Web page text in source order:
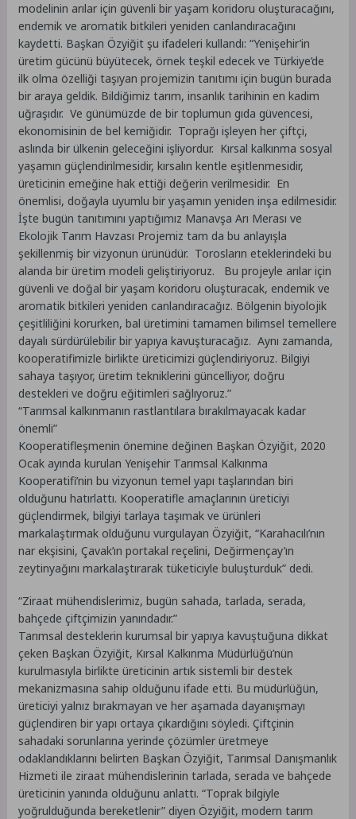
modelinin arılar için güvenli bir yaşam koridoru oluşturacağını,
endemik ve aromatik bitkileri yeniden canlandıracağını
kaydetti. Başkan Özyiğit şu ifadeleri kullandı: “Yenişehir’in
üretim gücünü büyütecek, örnek teşkil edecek ve Türkiye’de
ilk olma özelliği taşıyan projemizin tanıtımı için bugün burada
bir araya geldik. Bildiğimiz tarım, insanlık tarihinin en kadim
uğraşıdır. Ve günümüzde de bir toplumun gıda güvencesi,
ekonomisinin de bel kemiğidir. Toprağı işleyen her çiftçi,
aslında bir ülkenin geleceğini işliyordur. Kırsal kalkınma sosyal
yaşamın güçlendirilmesidir, kırsalın kentle eşitlenmesidir,
üreticinin emeğine hak ettiği değerin verilmesidir. En
önemlisi, doğayla uyumlu bir yaşamın yeniden inşa edilmesidir.
İşte bugün tanıtımını yaptığımız Manavşa Arı Merası ve
Ekolojik Tarım Havzası Projemiz tam da bu anlayışla
şekillenmiş bir vizyonun ürünüdür. Torosların eteklerindeki bu
alanda bir üretim modeli geliştiriyoruz. Bu projeyle arılar için
güvenli ve doğal bir yaşam koridoru oluşturacak, endemik ve
aromatik bitkileri yeniden canlandıracağız. Bölgenin biyolojik
çeşitliliğini korurken, bal üretimini tamamen bilimsel temellere
dayalı sürdürülebilir bir yapıya kavuşturacağız. Aynı zamanda,
kooperatifimizle birlikte üreticimizi güçlendiriyoruz. Bilgiyi
sahaya taşıyor, üretim tekniklerini güncelliyor, doğru
destekleri ve doğru eğitimleri sağlıyoruz.”
“Tarımsal kalkınmanın rastlantılara bırakılmayacak kadar
önemli”
Kooperatifleşmenin önemine değinen Başkan Özyiğit, 2020
Ocak ayında kurulan Yenişehir Tarımsal Kalkınma
Kooperatifi’nin bu vizyonun temel yapı taşlarından biri
olduğunu hatırlattı. Kooperatifle amaçlarının üreticiyi
güçlendirmek, bilgiyi tarlaya taşımak ve ürünleri
markalaştırmak olduğunu vurgulayan Özyiğit, “Karahacılı’nın
nar ekşisini, Çavak’ın portakal reçelini, Değirmençay’ın
zeytinyağını markalaştırarak tüketiciyle buluşturduk” dedi.
“Ziraat mühendislerimiz, bugün sahada, tarlada, serada,
bahçede çiftçimizin yanındadır.”
Tarımsal desteklerin kurumsal bir yapıya kavuştuğuna dikkat
çeken Başkan Özyiğit, Kırsal Kalkınma Müdürlüğü’nün
kurulmasıyla birlikte üreticinin artık sistemli bir destek
mekanizmasına sahip olduğunu ifade etti. Bu müdürlüğün,
üreticiyi yalnız bırakmayan ve her aşamada dayanışmayı
güçlendiren bir yapı ortaya çıkardığını söyledi. Çiftçinin
sahadaki sorunlarına yerinde çözümler üretmeye
odaklandıklarını belirten Başkan Özyiğit, Tarımsal Danışmanlık
Hizmeti ile ziraat mühendislerinin tarlada, serada ve bahçede
üreticinin yanında olduğunu anlattı. “Toprak bilgiyle
yoğrulduğunda bereketlenir” diyen Özyiğit, modern tarım